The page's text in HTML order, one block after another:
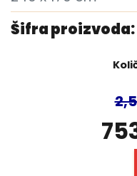
Šifra proizvoda: